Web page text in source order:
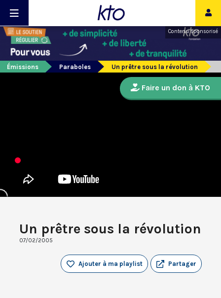
Contenu sponsorisé
Émissions Paraboles Un prêtre sous la révolution
Un prêtre sous la révolution
07/02/2005
Partager
Ajouter à ma playlist
Faire un don à KTO